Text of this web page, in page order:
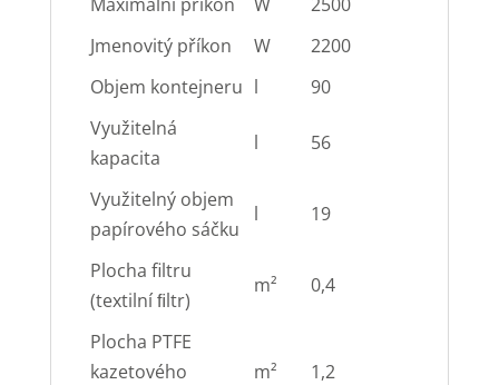
Jmenovitý příkon
W
2200
Objem kontejneru l
90
Využitelná
kapacita
l 56
Využitelný objem
papírového sáčku
l 19
Plocha filtru
(textilní ﬁltr)
m² 0,4
Plocha PTFE
kazetového
m² 1,2